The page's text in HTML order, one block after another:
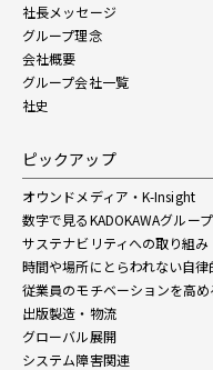
社長メッセージ
グループ理念
会社概要
グループ会社一覧
社史
ピックアップ
オウンドメディア・K-Insight
数字で見るKADOKAWAグループ
サステナビリティへの取り組み
時間や場所にとらわれない自
従業員のモチベーションを高
出版製造・物流
グローバル展開
システム障害関連